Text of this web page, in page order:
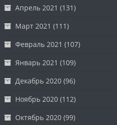
Апрель 2021 (131)
Март 2021 (111)
Февраль 2021 (107)
Январь 2021 (109)
Декабрь 2020 (96)
Ноябрь 2020 (112)
Октябрь 2020 (99)